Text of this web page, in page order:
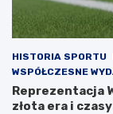
HISTORIA SPORTU
WSPÓŁCZESNE
Reprezentacja
złota era i